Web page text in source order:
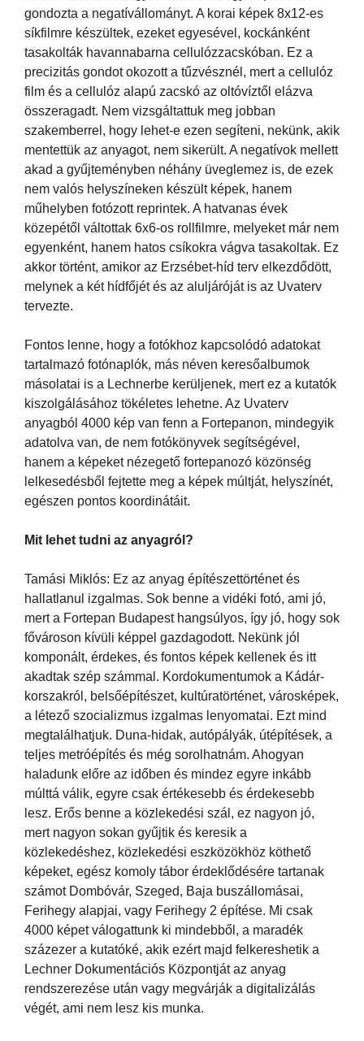
gondozta a negatívállományt. A korai képek 8x12-es
síkfilmre készültek, ezeket egyesével, kockánként
tasakolták havannabarna cellulózzacskóban. Ez a
precizitás gondot okozott a tűzvésznél, mert a cellulóz
film és a cellulóz alapú zacskó az oltóvíztől elázva
összeragadt. Nem vizsgáltattuk meg jobban
szakemberrel, hogy lehet-e ezen segíteni, nekünk, akik
mentettük az anyagot, nem sikerült. A negatívok mellett
akad a gyűjteményben néhány üveglemez is, de ezek
nem valós helyszíneken készült képek, hanem
műhelyben fotózott reprintek. A hatvanas évek
közepétől váltottak 6x6-os rollfilmre, melyeket már nem
egyenként, hanem hatos csíkokra vágva tasakoltak. Ez
akkor történt, amikor az Erzsébet-híd terv elkezdődött,
melynek a két hídfőjét és az aluljáróját is az Uvaterv
tervezte.
Fontos lenne, hogy a fotókhoz kapcsolódó adatokat
tartalmazó fotónaplók, más néven keresőalbumok
másolatai is a Lechnerbe kerüljenek, mert ez a kutatók
kiszolgálásához tökéletes lehetne. Az Uvaterv
anyagból 4000 kép van fenn a Fortepanon, mindegyik
adatolva van, de nem fotókönyvek segítségével,
hanem a képeket nézegető fortepanozó közönség
lelkesedésből fejtette meg a képek múltját, helyszínét,
egészen pontos koordinátáit.
Mit lehet tudni az anyagról?
Tamási Miklós: Ez az anyag építészettörténet és
hallatlanul izgalmas. Sok benne a vidéki fotó, ami jó,
mert a Fortepan Budapest hangsúlyos, így jó, hogy sok
fővároson kívüli képpel gazdagodott. Nekünk jól
komponált, érdekes, és fontos képek kellenek és itt
akadtak szép számmal. Kordokumentumok a Kádár-
korszakról, belsőépítészet, kultúratörténet, városképek,
a létező szocializmus izgalmas lenyomatai. Ezt mind
megtalálhatjuk. Duna-hidak, autópályák, útépítések, a
teljes metróépítés és még sorolhatnám. Ahogyan
haladunk előre az időben és mindez egyre inkább
múlttá válik, egyre csak értékesebb és érdekesebb
lesz. Erős benne a közlekedési szál, ez nagyon jó,
mert nagyon sokan gyűjtik és keresik a
közlekedéshez, közlekedési eszközökhöz köthető
képeket, egész komoly tábor érdeklődésére tartanak
számot Dombóvár, Szeged, Baja buszállomásai,
Ferihegy alapjai, vagy Ferihegy 2 építése. Mi csak
4000 képet válogattunk ki mindebből, a maradék
százezer a kutatóké, akik ezért majd felkereshetik a
Lechner Dokumentációs Központját az anyag
rendszerezése után vagy megvárják a digitalizálás
végét, ami nem lesz kis munka.